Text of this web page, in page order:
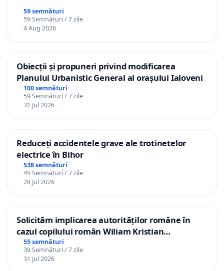
59 semnături
59 Semnături / 7 zile
4 Aug 2026
Obiecții și propuneri privind modificarea
Planului Urbanistic General al orașului Ialoveni
100 semnături
59 Semnături / 7 zile
31 Jul 2026
Reduceți accidentele grave ale trotinetelor
electrice în Bihor
538 semnături
45 Semnături / 7 zile
28 Jul 2026
Solicităm implicarea autorităților române în
cazul copilului român Wiliam Kristian
Gheorghe, aflat în plasament în Danemarca de
12 ani
55 semnături
39 Semnături / 7 zile
31 Jul 2026